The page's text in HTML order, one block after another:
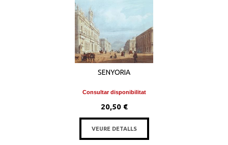
SENYORIA
Consultar disponibilitat
20,50 €
VEURE DETALLS